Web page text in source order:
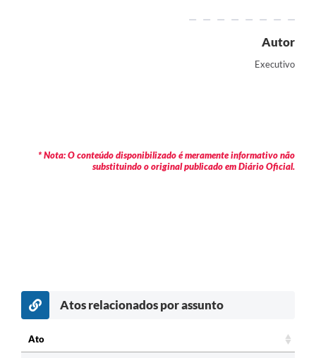
Autor
Executivo
* Nota: O conteúdo disponibilizado é meramente informativo não
substituindo o original publicado em Diário Oficial.
Atos relacionados por assunto
Ato